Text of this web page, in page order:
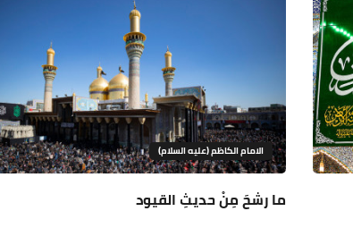
الامام الكاظم (عليه السلام)
ما رشحَ مِنْ حديثِ القيود